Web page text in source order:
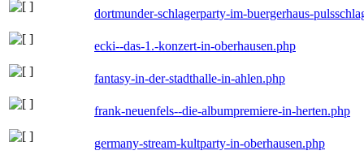
dortmunder-schlagerparty-im-buergerhaus-
ecki--das-1.-konzert-in-oberhausen.php
fantasy-in-der-stadthalle-in-ahlen.php
frank-neuenfels--die-albumpremiere-in-herten.php
germany-stream-kultparty-in-oberhausen.php